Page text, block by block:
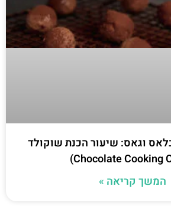
וגאס: שיעור הכנת שוקולד
המשך קריאה »